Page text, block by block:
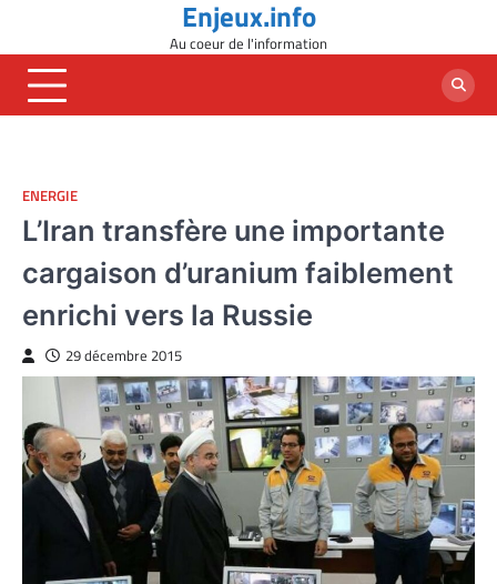
content
Enjeux.info
Au coeur de l'information
ENERGIE
L’Iran transfère une importante
cargaison d’uranium faiblement
enrichi vers la Russie
29 décembre 2015